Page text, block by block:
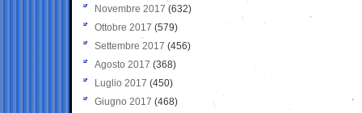
Novembre 2017 (632)
Ottobre 2017 (579)
Settembre 2017 (456)
Agosto 2017 (368)
Luglio 2017 (450)
Giugno 2017 (468)